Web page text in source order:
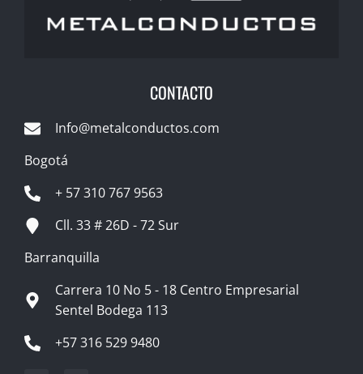
CONTACTO
Info@metalconductos.com
Bogotá
+ 57 310 767 9563
Cll. 33 # 26D - 72 Sur
Barranquilla
Carrera 10 No 5 - 18 Centro Empresarial
Sentel Bodega 113
+57 316 529 9480